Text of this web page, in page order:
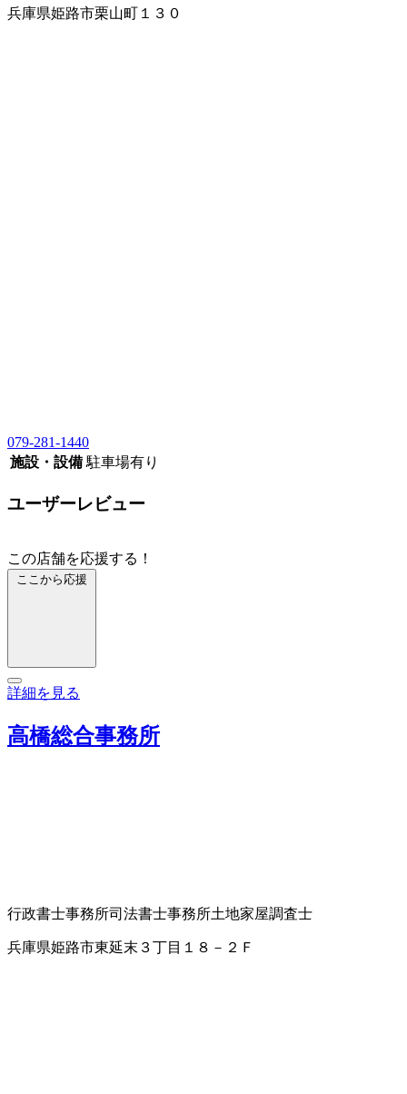
兵庫県姫路市栗山町１３０
079-281-1440
施設・設備 駐車場有り
ユーザーレビュー
この店舗を応援する！
ここから応援
詳細を見る
高橋総合事務所
行政書士事務所司法書士事務所土地家屋調査士
兵庫県姫路市東延末３丁目１８－２Ｆ